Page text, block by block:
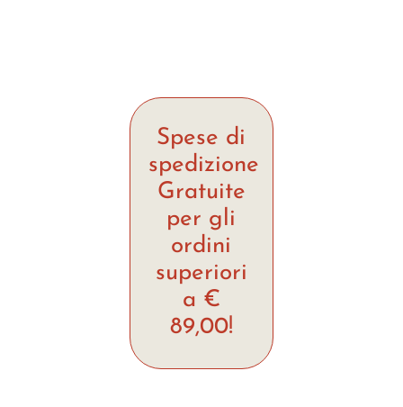
Spese di
spedizione
Gratuite
per gli
ordini
superiori
a €
89,00!